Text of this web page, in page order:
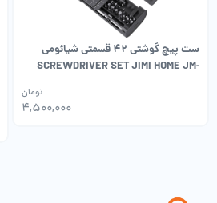
انبر بینی بلند 1 عدد
مجموعه پیچ و لنگر پلاستیکی دیوار خشک 1p
ست پیچ گوشتی 42 قسمتی شیائومی
SCREWDRIVER SET JIMI HOME JM-
۴,۵۰۰,۰۰۰
تومان